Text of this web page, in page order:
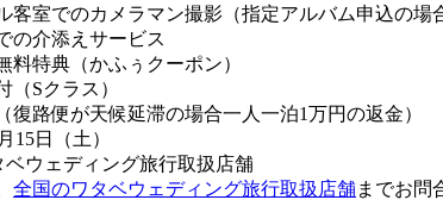
客室でのカメラマン撮影（指定アルバム申込の場
の介添えサービス
料特典（かふぅクーポン）
（Sクラス）
復路便が天候延滞の場合一人一泊1万円の返金）
15日（土）
ウェディング旅行取扱店舗
全国のワタベウェディング旅行取扱店舗までお問